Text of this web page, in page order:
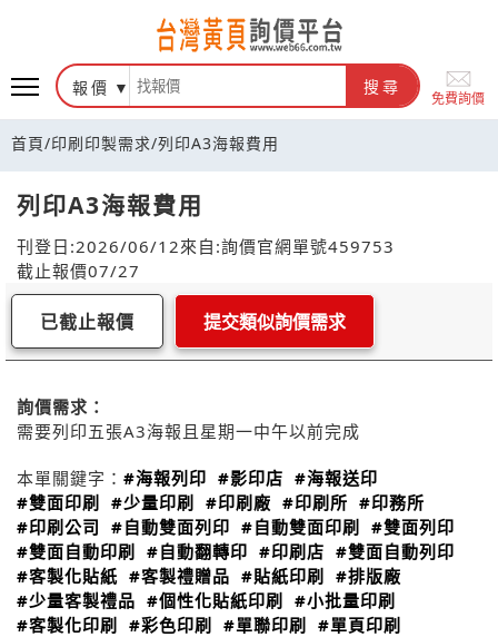
報價 搜尋
免費詢價
首頁/印刷印製需求/列印A3海報費用
列印A3海報費用
刊登日:2026/06/12來自:詢價官網單號459753
截止報價07/27
已截止報價 提交類似詢價需求
詢價需求：
需要列印五張A3海報且星期一中午以前完成
本單關鍵字： #海報列印 #影印店 #海報送印
#雙面印刷
#少量印刷 #印刷廠 #印刷所 #印務所
#印刷公司 #自動雙面列印 #自動雙面印刷
#雙面列印
#雙面自動印刷
#自動翻轉印 #印刷店 #雙面自動列印
#客製化貼紙 #客製禮贈品 #貼紙印刷
#排版廠
#少量客製禮品 #個性化貼紙印刷
#小批量印刷
#客製化印刷
#彩色印刷 #單聯印刷
#單頁印刷